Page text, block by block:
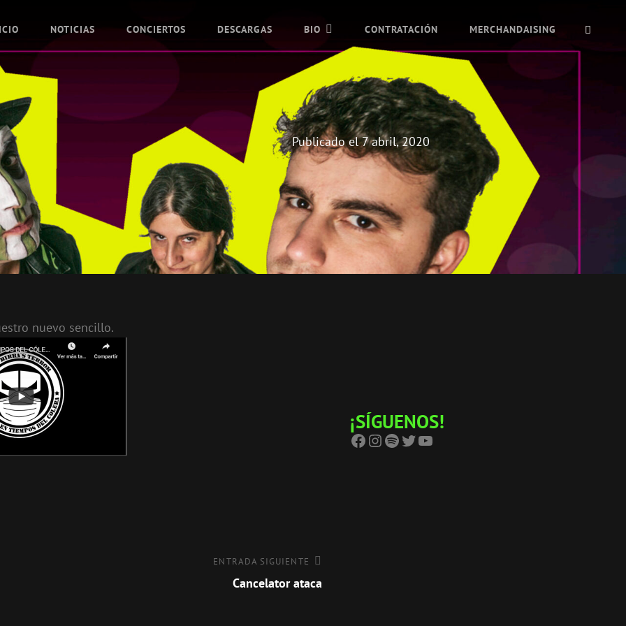
NOTICIAS CONCIERTOS DESCARGAS BIO CONTRATACIÓN MERCHANDAISING
Publicado el7 abril, 2020
nuevo sencillo.
ENTRADA SIGUIENTE
Cancelator ataca
¡SÍGUENOS!
Facebook Instagram Spotify Twitter YouTube